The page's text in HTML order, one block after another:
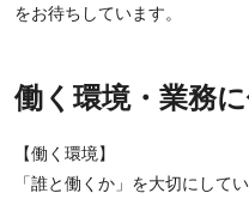
をお待ちしています。
働く環境・業務
【働く環境】
「誰と働くか」を大切にして